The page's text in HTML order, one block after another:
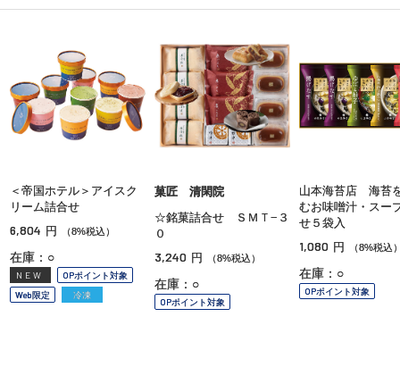
＜帝国ホテル＞アイスク
リーム詰合せ
6,804 円 （8%税込）
在庫：○
NEW
OPポイント対象
Web限定
冷凍
菓匠 清閑院
☆銘菓詰合せ ＳＭＴ−３
０
3,240 円 （8%税込）
在庫：○
OPポイント対象
山本海苔店 海苔
むお味噌汁・スー
せ５袋入
1,080 円 （8%税込
在庫：○
OPポイント対象